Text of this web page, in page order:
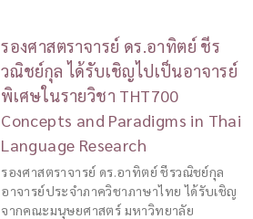
รองศาสตราจารย์ ดร.อาทิตย์ ชีร
วณิชย์กุล ได้รับเชิญไปเป็นอาจารย์
พิเศษในรายวิชา THT700
Concepts and Paradigms in Thai
Language Research
รองศาสตราจารย์ ดร.อาทิตย์ ชีรวณิชย์กุล
อาจารย์ประจำภาควิชาภาษาไทย ได้รับเชิญ
จากคณะมนุษยศาสตร์ มหาวิทยาลัย